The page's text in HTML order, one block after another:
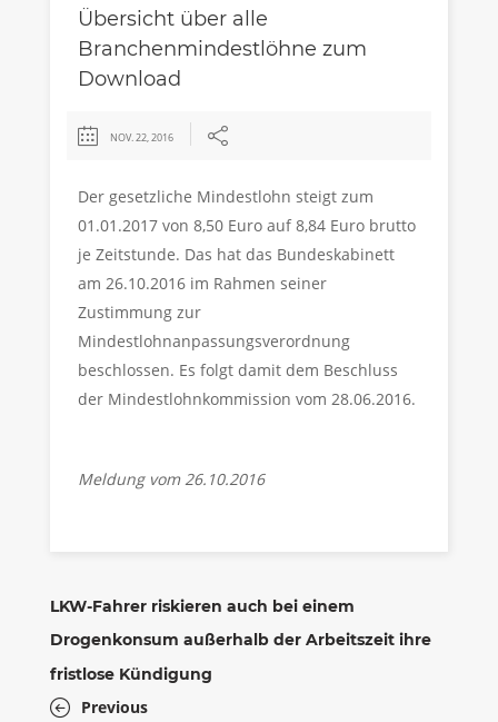
Übersicht über alle
Branchenmindestlöhne zum
Download
NOV. 22, 2016
Der gesetzliche Mindestlohn steigt zum
01.01.2017 von 8,50 Euro auf 8,84 Euro brutto
je Zeitstunde. Das hat das Bundeskabinett
am 26.10.2016 im Rahmen seiner
Zustimmung zur
Mindestlohnanpassungsverordnung
beschlossen. Es folgt damit dem Beschluss
der Mindestlohnkommission vom 28.06.2016.
Meldung vom 26.10.2016
LKW-Fahrer riskieren auch bei einem
Drogenkonsum außerhalb der Arbeitszeit ihre
fristlose Kündigung
Previous